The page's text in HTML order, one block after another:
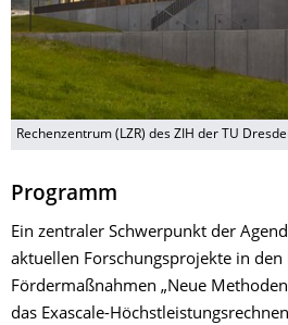
Rechenzentrum (LZR) des ZIH der TU
Programm
Ein zentraler Schwerpunkt der
aktuellen Forschungsprojekte in
Fördermaßnahmen „Neue
das Exascale-